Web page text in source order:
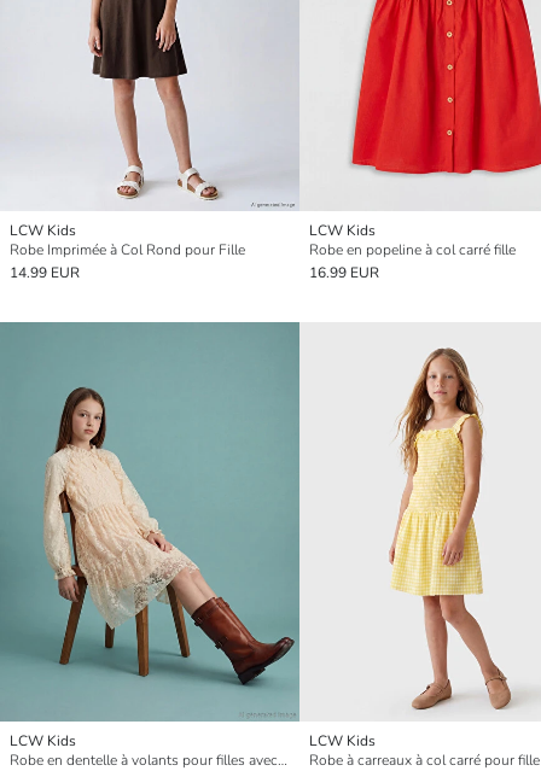
LCW Kids
Robe Imprimée à Col Rond pour Fille
14.99 EUR
LCW Kids
Robe en popeline à col carré fille
16.99 EUR
LCW Kids
Robe en dentelle à volants pour filles avec col officier
LCW Kids
Robe à carreaux à col carré pour fille